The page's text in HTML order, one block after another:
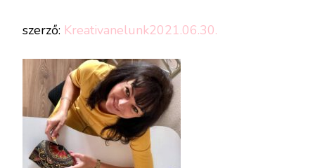
szerző: Kreativanelunk2021.06.30.